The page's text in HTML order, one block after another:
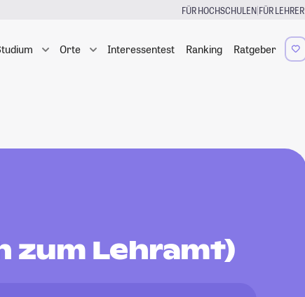
FÜR HOCHSCHULEN|FÜR LEHRER
Orte Interessentest Ranking Ratgeber
zum Lehramt)